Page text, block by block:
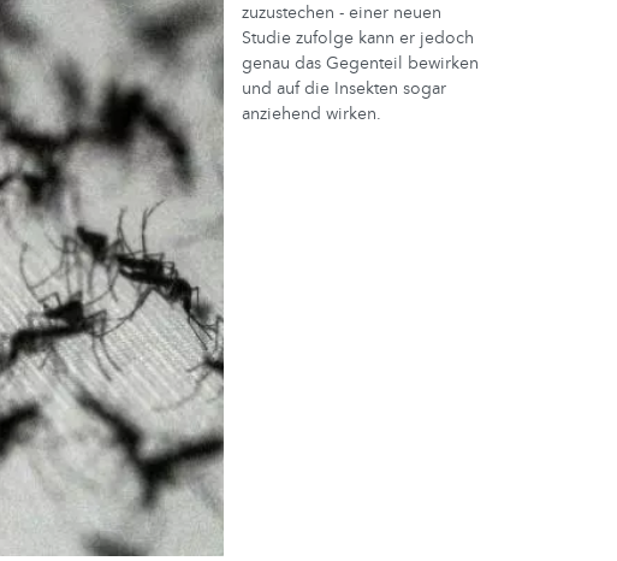
zuzustechen - einer neuen
Studie zufolge kann er jedoch
genau das Gegenteil bewirken
und auf die Insekten sogar
anziehend wirken.